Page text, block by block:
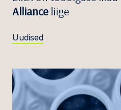
Allianceliige
Uudised